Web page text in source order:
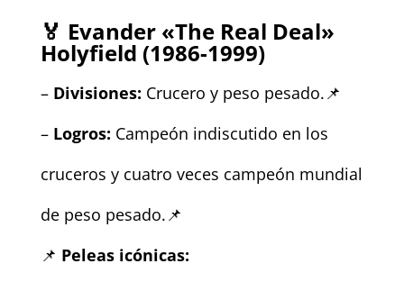
🏅 Evander «The Real Deal»
Holyfield (1986-1999)
– Divisiones: Crucero y peso pesado.📌
– Logros: Campeón indiscutido en los
cruceros y cuatro veces campeón mundial
de peso pesado.📌
📌 Peleas icónicas: